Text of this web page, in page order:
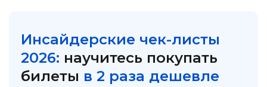
Инсайдерские чек-листы
2026: научитесь покупать
билеты в 2 раза дешевле